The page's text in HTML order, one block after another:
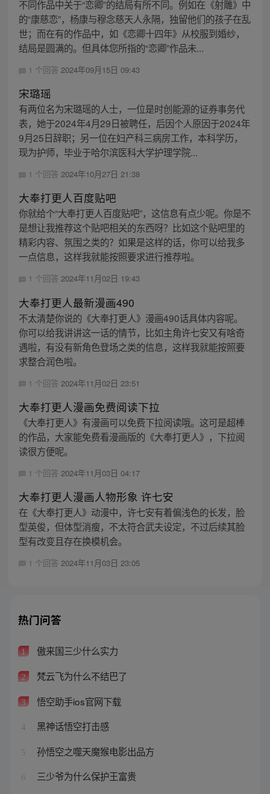
不同作品中关于“恋卿”的结局有所不同。例如在《射雕》中
的“康慈恋”，杨康与穆念慈天人永隔，独留他们的孩子在乱
世；而在有的作品中，如《恋卿十四年》从校服到婚纱，
结局是圆满的。但具体您所指的“恋卿”作品未...
1 个回答 2024年09月15日 09:43
宋璐瑶
有两位名为宋璐瑶的人士，一位是时创能源的证券事务代
表，她于2024年4月29日被聘任，后因个人原因于2024年
9月25日辞职；另一位在妇产科三病房工作，本科学历，
现为护师，毕业于哈尔滨医科大学护理学院...
1 个回答 2024年10月27日 21:38
大奉打更人百度贴吧
你就给个“大奉打更人百度贴吧”，这信息有点少呢。你是不
是想让我推荐这个贴吧相关的东西呀？比如这个贴吧里的
精彩内容、氛围之类的？如果是这样的话，你可以给我多
一点信息，这样我就能按照要求进行推荐啦。
1 个回答 2024年11月02日 19:43
大奉打更人最新漫画490
不太清楚你说的《大奉打更人》漫画490话具体内容呢。
你可以给我讲讲这一话的情节，比如主角许七安又有啥奇
遇啦，有没有新角色登场之类的信息，这样我就能按照要
求整合润色啦。
1 个回答 2024年11月02日 23:51
大奉打更人漫画免费阅读下拉
《大奉打更人》有漫画可以免费下拉阅读哦。这可是超棒
的作品，大家能免费看漫画版的《大奉打更人》，下拉阅
读很方便呢。
1 个回答 2024年11月03日 04:17
大奉打更人漫画人物形象 许七安
在《大奉打更人》动漫中，许七安有着偏浅色的长发，脸
型英俊，但体型消瘦，不太符合武夫设定，不过后续其脸
型有改变且存在换模机会。
1 个回答 2024年11月03日 23:05
热门问答
1 傲来国三少什么实力
2 梵云飞为什么不结巴了
3 悟空助手ios官网下载
4 黑神话悟空打击感
5 孙悟空之噬天魔猴电影出品方
6 三少爷为什么保护王富贵